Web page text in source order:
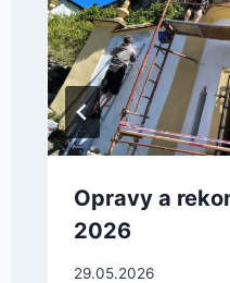
Opravy a
2026
29.05.2026